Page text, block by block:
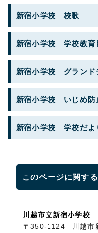
新宿小学校 校歌
新宿小学校 学校教育
新宿小学校 グランド
新宿小学校 いじめ防
新宿小学校 学校だよ
このページに関する
川越市立新宿小学校
〒350-1124 川越市